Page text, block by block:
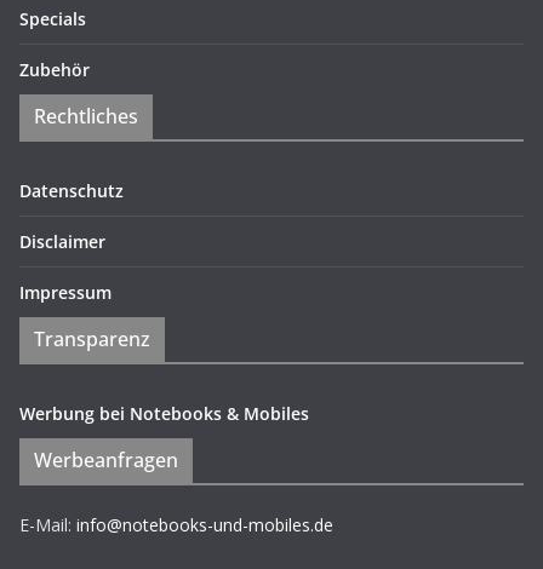
Specials
Zubehör
Rechtliches
Datenschutz
Disclaimer
Impressum
Transparenz
Werbung bei Notebooks & Mobiles
Werbeanfragen
E-Mail: info@notebooks-und-mobiles.de